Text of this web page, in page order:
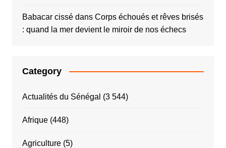
Babacar cissédans Corps échoués et rêves brisés
: quand la mer devient le miroir de nos échecs
Category
Actualités du Sénégal (3 544)
Afrique(448)
Agriculture(5)